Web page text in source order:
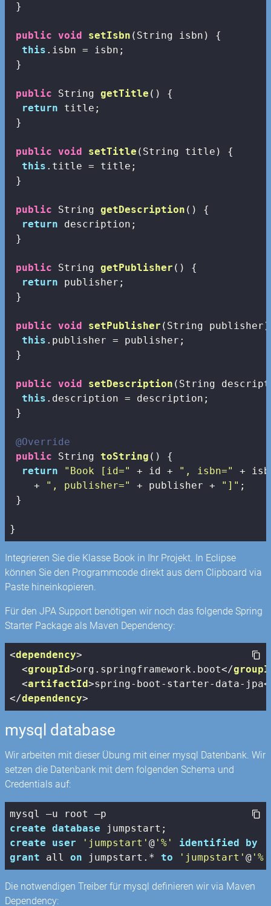
}
public void setIsbn (String isbn)
{
this .isbn = isbn;
}
public String getTitle ()
{
return title;
}
public void setTitle (String title)
{
this .title = title;
}
public String getDescription ()
{
return description;
}
public String getPublisher ()
{
return publisher;
}
public void setPublisher (String publisher)
this .publisher = publisher;
}
public void setDescription (String
this .description = description;
}
@Override
public String toString ()
{
return
"Book [id=" + id + ", isbn="
+
    +
", publisher=" + publisher + "]" ;
}
}
Integrieren Sie die Klasse Book in Ihr Projekt. In Eclipse
können Sie den Programmcode direkt aus dem Clipboard via
Paste hineinkopieren.
Für den JPA Support benötigen wir noch das folgende Spring
Starter Package als Maven Dependency:
<dependency>
<groupId>org.springframework.boot</
<artifactId>spring-boot-starter-data-jpa
</dependency>
mysql database
Wir arbeiten mit dieser Übung mit einer mysql Datenbank. Wir
setzen die Datenbank mit dem folgenden Schema und
Credentials auf:
create database
create
user 'jumpstart'@ '%' identified by
grant all on jumpstart.* to 'jumpstart'@ '%'
Die notwendigen Treiber für mysql definieren wir via Maven
Dependency: